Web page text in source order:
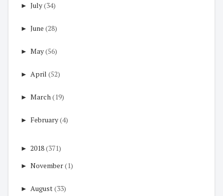
► July(34)
► June (28)
► May(56)
► April (52)
► March(19)
► February(4)
► 2018(371)
► November(1)
► August(33)